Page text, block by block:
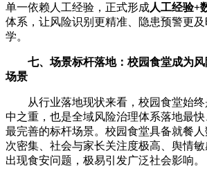
单一依赖人工经验，正式形成人工经验+
体系，让风险识别更精准、隐患预警更
学。
七、场景标杆落地：校园食堂成为
场景
从行业落地现状来看，校园食堂始
中之重，也是全域风险治理体系落地最
最完善的标杆场景。校园食堂具备就餐
次密集、社会与家长关注度极高、舆情
出现食安问题，极易引发广泛社会影响。